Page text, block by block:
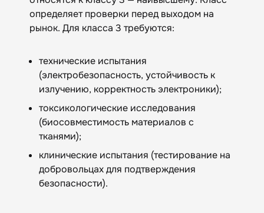
определяет проверки перед выходом на
рынок. Для класса 3 требуются:
технические испытания
(электробезопасность, устойчивость к
излучению, корректность электроники);
токсикологические исследования
(биосовместимость материалов с
тканями);
клинические испытания (тестирование на
добровольцах для подтверждения
безопасности).